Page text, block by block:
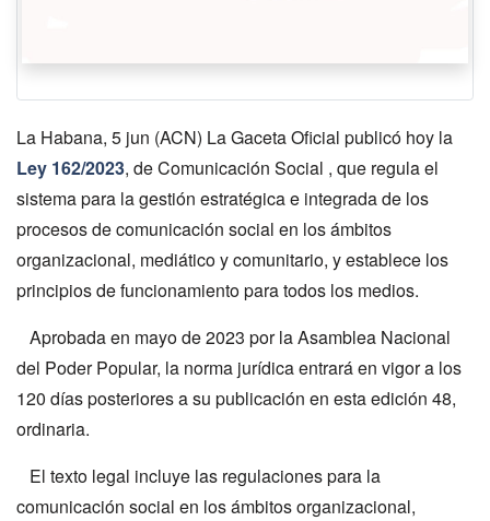
La Habana, 5 jun (ACN) La Gaceta Oficial publicó hoy la
Ley 162/2023, de Comunicación Social , que regula el
sistema para la gestión estratégica e integrada de los
procesos de comunicación social en los ámbitos
organizacional, mediático y comunitario, y establece los
principios de funcionamiento para todos los medios.
Aprobada en mayo de 2023 por la Asamblea Nacional
del Poder Popular, la norma jurídica entrará en vigor a los
120 días posteriores a su publicación en esta edición 48,
ordinaria.
El texto legal incluye las regulaciones para la
comunicación social en los ámbitos organizacional,